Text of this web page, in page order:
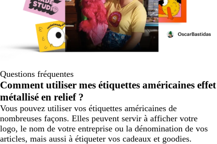
Questions fréquentes
Comment utiliser mes étiquettes américaines effet
métallisé en relief ?
Vous pouvez utiliser vos étiquettes américaines de
nombreuses façons. Elles peuvent servir à afficher votre
logo, le nom de votre entreprise ou la dénomination de vos
articles, mais aussi à étiqueter vos cadeaux et goodies.